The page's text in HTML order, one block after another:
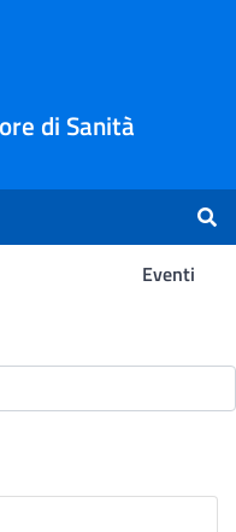
di Sanità
Eventi
-